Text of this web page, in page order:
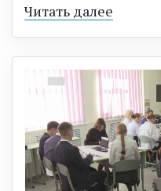
Читать далее